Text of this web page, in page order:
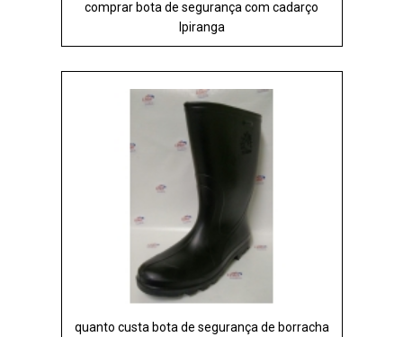
comprar bota de segurança com cadarço
Ipiranga
quanto custa bota de segurança de borracha